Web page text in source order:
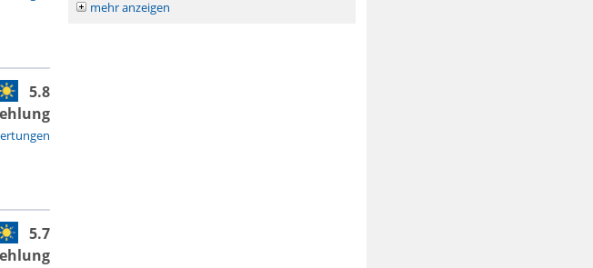
5.8
5.7
mehr anzeigen